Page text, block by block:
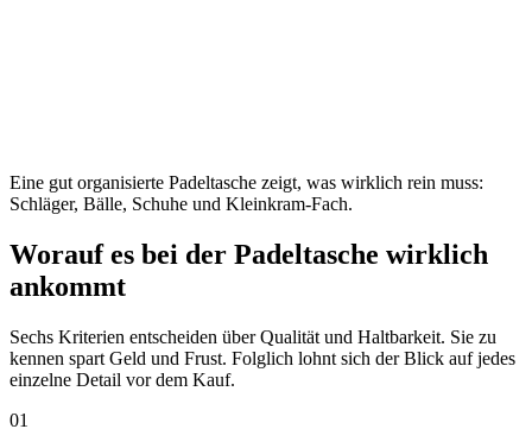
Eine gut organisierte Padeltasche zeigt, was wirklich rein muss:
Schläger, Bälle, Schuhe und Kleinkram-Fach.
Worauf es bei der Padeltasche wirklich
ankommt
Sechs Kriterien entscheiden über Qualität und Haltbarkeit. Sie zu
kennen spart Geld und Frust. Folglich lohnt sich der Blick auf jedes
einzelne Detail vor dem Kauf.
01